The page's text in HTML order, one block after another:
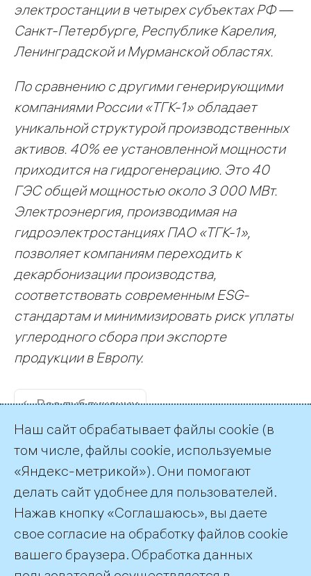
электростанции в четырех субъектах РФ —
Санкт-Петербурге, Республике Карелия,
Ленинградской и Мурманской областях.
По сравнению с другими генерирующими
компаниями России «ТГК-1» обладает
уникальной структурой производственных
активов. 40% ее установленной мощности
приходится на гидрогенерацию. Это 40
ГЭС общей мощностью около 3 000 МВт.
Электроэнергия, производимая на
гидроэлектростанциях ПАО «ТГК-1»,
позволяет компаниям переходить к
декарбонизации производства,
соответствовать современным ESG-
стандартам и минимизировать риск уплаты
углеродного сбора при экспорте
продукции в Европу.
← Все публикации
Пресс-служба ТГК-1
+7 (812) 688-32-84
press@tgc1.ru
Наш сайт обрабатывает файлы cookie (в
том числе, файлы cookie, используемые
«Яндекс-метрикой»). Они помогают
делать сайт удобнее для пользователей.
Нажав кнопку «Соглашаюсь», вы даете
свое согласие на обработку файлов cookie
вашего браузера. Обработка данных